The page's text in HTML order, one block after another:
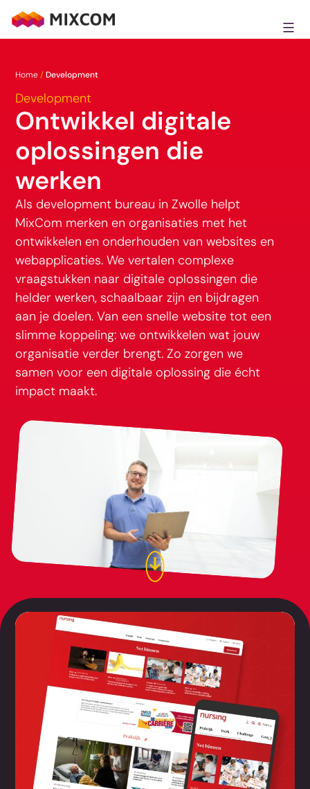
naar
MixCom
Home/Development
Development
Ontwikkel digitale
oplossingen die
werken
Als development bureau in Zwolle helpt
MixCom merken en organisaties met het
ontwikkelen en onderhouden van websites en
webapplicaties. We vertalen complexe
vraagstukken naar digitale oplossingen die
helder werken, schaalbaar zijn en bijdragen
aan je doelen. Van een snelle website tot een
slimme koppeling: we ontwikkelen wat jouw
organisatie verder brengt. Zo zorgen we
samen voor een digitale oplossing die écht
impact maakt.